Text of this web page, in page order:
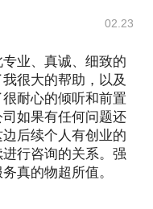
、理财、投资、管
多人从转型，定位，
欢的事情当饭吃。
想，
；
视频全网观看过亿，
、短视频等新媒体
6000万；
1前12场直播累计销
费增长的4大核心能
02.23
业、真诚、细致的
很大的帮助，以及
耐心的倾听和前置
如果有任何问题还
后续个人有创业的
行咨询的关系。强
真的物超所值。